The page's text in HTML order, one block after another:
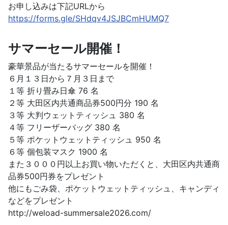
お申し込みは下記URLから
https://forms.gle/SHdqv4JSJBCmHUMQ7
サマーセール開催！
豪華景品が当たるサマーセールを開催！
６月１３日から７月３日まで
１等 折り畳み日傘 76 名
２等 大田区内共通商品券500円分 190 名
３等 大判ウェットティッシュ 380 名
４等 フリーザーバッグ 380 名
５等 ポケットウェットティッシュ 950 名
６等 個包装マスク 1900 名
また３０００円以上お買い物いただくと、大田区内共通商
品券500円券をプレゼント
他にもごみ袋、ポケットウェットティッシュ、キャンディ
などをプレゼント
http://weload-summersale2026.com/